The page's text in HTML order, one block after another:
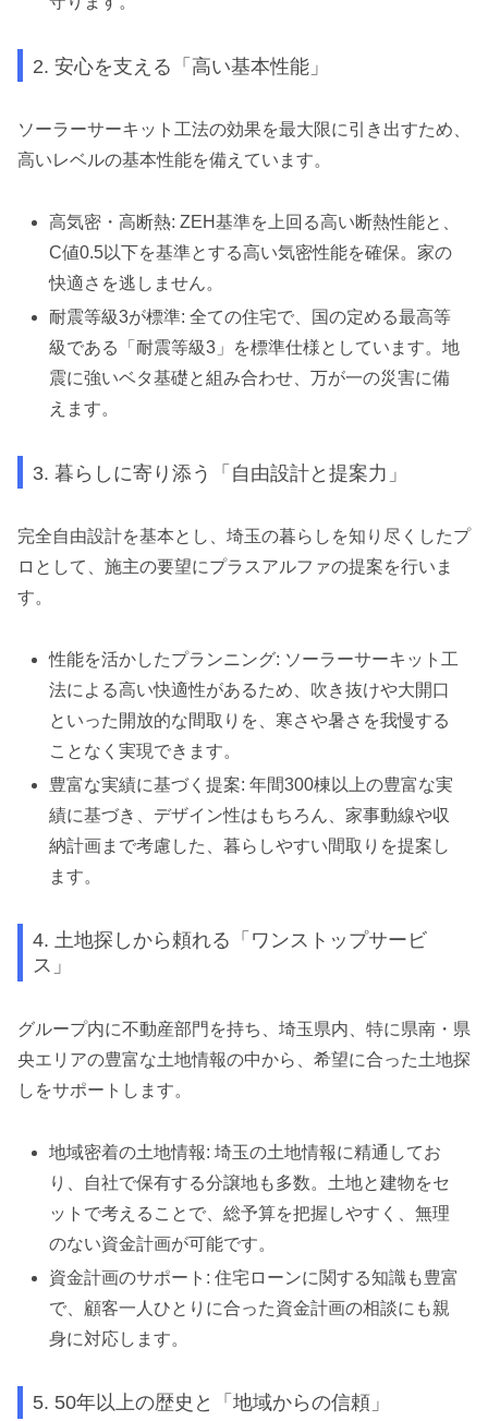
2. 安心を支える「高い基本性能」
ソーラーサーキット工法の効果を最大限に引き出すため、
高いレベルの基本性能を備えています。
高気密・高断熱: ZEH基準を上回る高い断熱性能と、
C値0.5以下を基準とする高い気密性能を確保。家の
快適さを逃しません。
耐震等級3が標準: 全ての住宅で、国の定める最高等
級である「耐震等級3」を標準仕様としています。地
震に強いベタ基礎と組み合わせ、万が一の災害に備
えます。
3. 暮らしに寄り添う「自由設計と提案力」
完全自由設計を基本とし、埼玉の暮らしを知り尽くしたプ
ロとして、施主の要望にプラスアルファの提案を行いま
す。
性能を活かしたプランニング: ソーラーサーキット工
法による高い快適性があるため、吹き抜けや大開口
といった開放的な間取りを、寒さや暑さを我慢する
ことなく実現できます。
豊富な実績に基づく提案: 年間300棟以上の豊富な実
績に基づき、デザイン性はもちろん、家事動線や収
納計画まで考慮した、暮らしやすい間取りを提案し
ます。
4. 土地探しから頼れる「ワンストップサービ
ス」
グループ内に不動産部門を持ち、埼玉県内、特に県南・県
央エリアの豊富な土地情報の中から、希望に合った土地探
しをサポートします。
地域密着の土地情報: 埼玉の土地情報に精通してお
り、自社で保有する分譲地も多数。土地と建物をセ
ットで考えることで、総予算を把握しやすく、無理
のない資金計画が可能です。
資金計画のサポート: 住宅ローンに関する知識も豊富
で、顧客一人ひとりに合った資金計画の相談にも親
身に対応します。
5. 50年以上の歴史と「地域からの信頼」